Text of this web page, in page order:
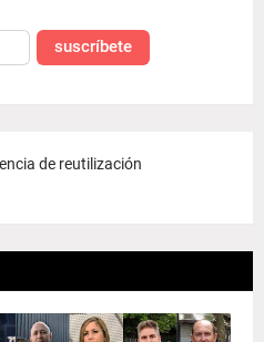
suscríbete
de reutilización